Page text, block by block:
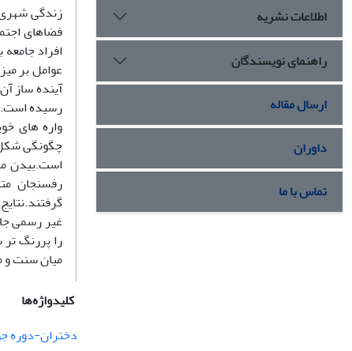
زندگی
فضاهای
افراد
عوامل بر
آینده ساز
رسیده
واره های
چگونگی
رفسنجان
غیر رسمی
را پررنگ
میان سنت و
کلیدواژه‌ها
دختران-دوره
اطلاعات نشریه
راهنمای نویسندگان
ارسال مقاله
داوران
تماس با ما